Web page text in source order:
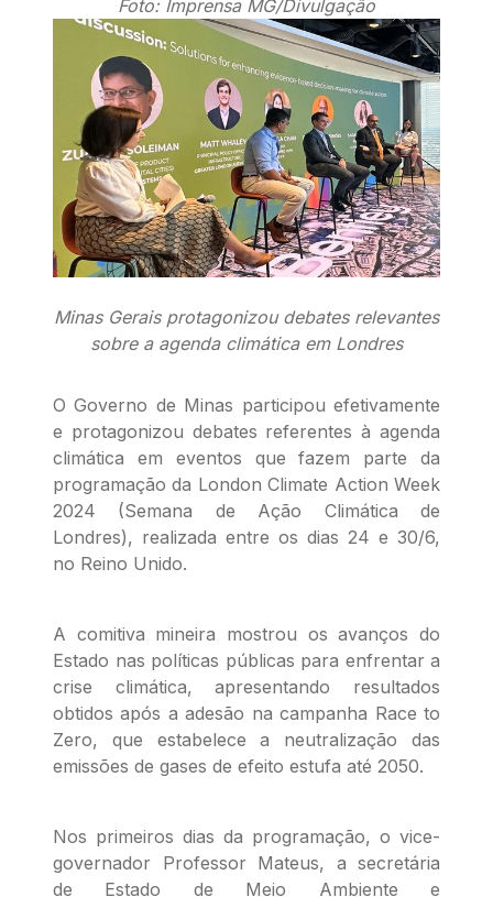
Foto: Imprensa MG/Divulgação
Minas Gerais protagonizou debates relevantes
sobre a agenda climática em Londres
O Governo de Minas participou efetivamente
e protagonizou debates referentes à agenda
climática em eventos que fazem parte da
programação da London Climate Action Week
2024 (Semana de Ação Climática de
Londres), realizada entre os dias 24 e 30/6,
no Reino Unido.
A comitiva mineira mostrou os avanços do
Estado nas políticas públicas para enfrentar a
crise climática, apresentando resultados
obtidos após a adesão na campanha Race to
Zero, que estabelece a neutralização das
emissões de gases de efeito estufa até 2050.
Nos primeiros dias da programação, o vice-
governador Professor Mateus, a secretária
de Estado de Meio Ambiente e